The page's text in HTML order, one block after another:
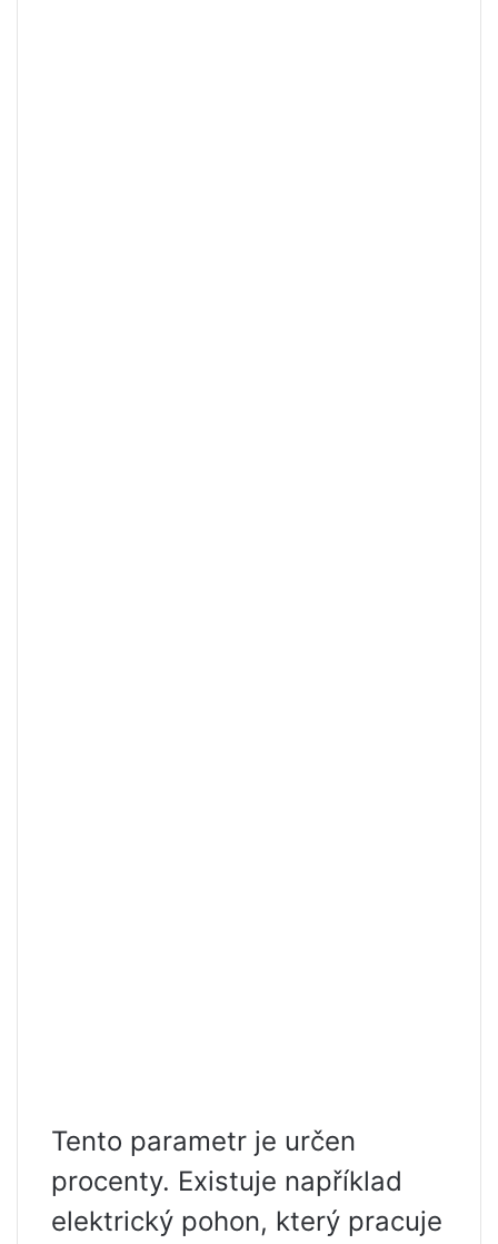
Tento parametr je určen
procenty. Existuje například
elektrický pohon, který pracuje